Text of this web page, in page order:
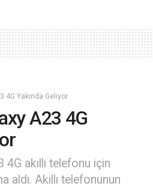
4G Yakında Geliyor
A23 4G
akıllı telefonu için
aldı. Akıllı telefonunun